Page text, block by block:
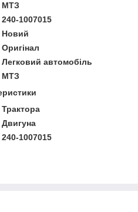
МТЗ
240-1007015
Новий
Оригінал
Легковий автомобіль
МТЗ
Трактора
Двигуна
240-1007015